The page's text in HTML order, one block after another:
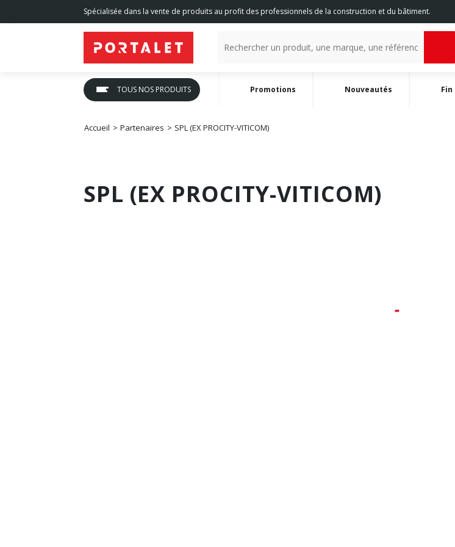
Spécialisée dans la vente de produits au profit des professionnels de la construction et du bâtiment.
TOUS NOS PRODUITS Promotions Nouveautés
Accueil Partenaires SPL (EX PROCITY-VITICOM)
SPL (EX PROCITY-VITICOM)